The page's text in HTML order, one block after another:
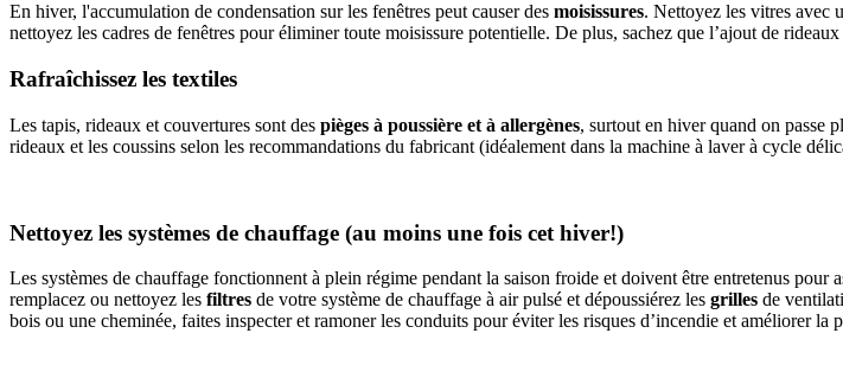
En hiver, l'accumulation de condensation sur les fenêtres peut causer des moisissures. Nettoyez les vitres avec
nettoyez les cadres de fenêtres pour éliminer toute moisissure potentielle. De plus, sachez que l’ajout de
Rafraîchissez les textiles
Les tapis, rideaux et couvertures sont des pièges à poussière et à allergènes, surtout en hiver quand on passe
rideaux et les coussins selon les recommandations du fabricant (idéalement dans la machine à laver à cycle
Nettoyez les systèmes de chauffage (au moins une fois cet hiver!)
Les systèmes de chauffage fonctionnent à plein régime pendant la saison froide et doivent être entretenus pour
remplacez ou nettoyez les filtres de votre système de chauffage à air pulsé et dépoussiérez les grilles de
bois ou une cheminée, faites inspecter et ramoner les conduits pour éviter les risques d’incendie et améliorer la